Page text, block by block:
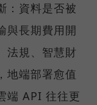
：資料是否被
與長期費用開
法規、智慧財
地端部署愈值
端 API 往往更